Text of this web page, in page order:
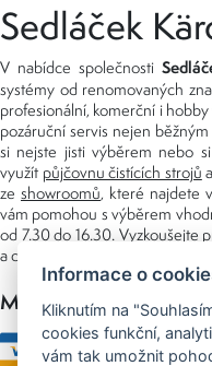
Sedláček
V nabídce společnosti
systémy od renomovaných
profesionální, komerční i
pozáruční servis nejen
si nejste jisti výběrem nebo
využít půjčovnu čistících strojů
ze showroomů, které najdete
vám pomohou s výběrem
od 7.30 do 16.30. Vyzkoušejte
a dobře poslouží nejen doma,
Možnosti platby
Informace o
Kliknutím na
cookies funkční,
vám tak umožnit